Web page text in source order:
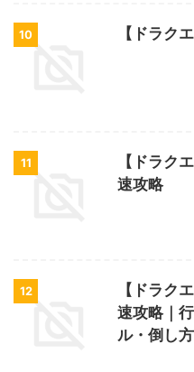
10 【ドラク
11
【ドラク
速攻略
12
【ドラク
速攻略｜
ル・倒し方